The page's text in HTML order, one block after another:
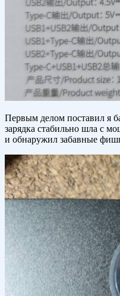
Первым делом поставил я
зарядка стабильно шла с
и обнаружил забавные